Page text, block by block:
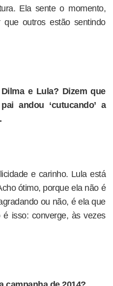
Ela sente o momento,
outros estão sentindo
e Lula? Dizem que
andou ‘cutucando’ a
e carinho. Lula está
ótimo, porque ela não é
ou não, é ela que
isso: converge, às vezes